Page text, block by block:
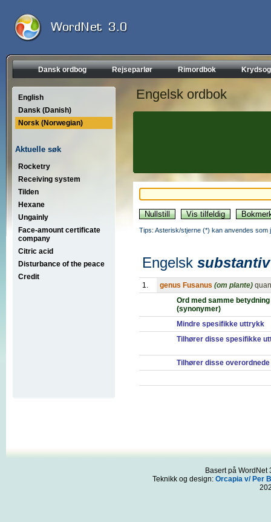
Dansk ordbog Rejseparlør Rimordbok
English
Dansk (Danish)
Norsk (Norwegian)
Aktuelle søk
Rocketry
Receiving system
Tilden
Hexane
Ungainly
Face-amount certificate
company
Citric acid
Disturbance of the peace
Credit
Engelsk ordbok
Tips: Asterisk/stjerne (*) kan anvendes som
Engelsk substantiv
1. genus Fusanus (om plante)
Ord med samme betydning
(synonymer)
Mindre spesifikke uttrykk
Tilhører disse spesifikke
Tilhører disse
Basert på
Teknikk og design: Orcapia v/ Per